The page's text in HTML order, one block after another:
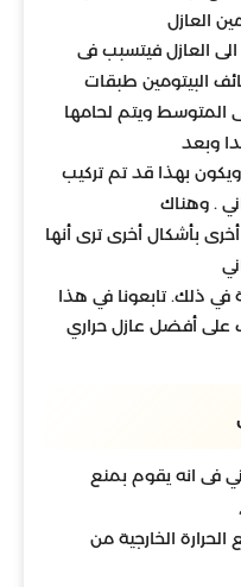
العازل
العازل فيتسبب فى
البيتومين طبقات
سمكها 3 مم فى المتوسط ويتم لحامها
وبعد
بهذا قد تم تركيب
. وهناك
بأشكال أخرى ترى أنها
في ذلك. تابعونا في هذا
على أفضل عازل حراري
فى انه يقوم بمنع
الخارجية من